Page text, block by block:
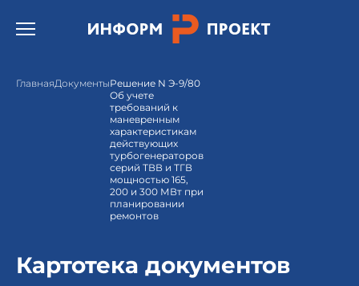
Открыть бургер меню.
ГлавнаяДокументыРешение N Э-9/80
Об учете
требований к
маневренным
характеристикам
действующих
турбогенераторов
серий ТВВ и ТГВ
мощностью 165,
200 и 300 МВт при
планировании
ремонтов
Картотека документов